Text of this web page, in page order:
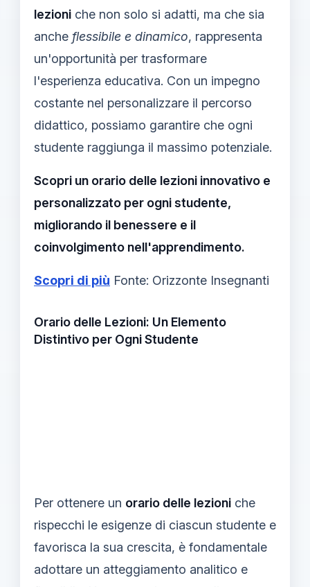
lezioni che non solo si adatti, ma che sia
anche flessibile e dinamico, rappresenta
un'opportunità per trasformare
l'esperienza educativa. Con un impegno
costante nel personalizzare il percorso
didattico, possiamo garantire che ogni
studente raggiunga il massimo potenziale.
Scopri un orario delle lezioni innovativo e
personalizzato per ogni studente,
migliorando il benessere e il
coinvolgimento nell'apprendimento.
Scopri di più Fonte: Orizzonte Insegnanti
Orario delle Lezioni: Un Elemento
Distintivo per Ogni Studente
Per ottenere un orario delle lezioni che
rispecchi le esigenze di ciascun studente e
favorisca la sua crescita, è fondamentale
adottare un atteggiamento analitico e